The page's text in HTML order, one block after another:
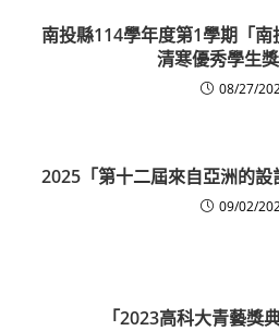
南投縣114學年度第1學期「
清寒優秀學生獎
08/27/
2025「第十二屆來自亞洲的
09/02/
「2023高科大青藝獎